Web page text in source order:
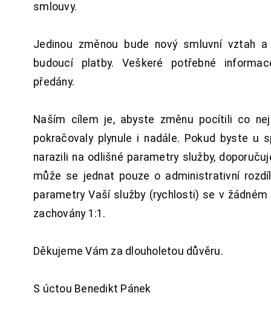
smlouvy.
Jedinou změnou bude nový smluvní vztah
budoucí platby. Veškeré potřebné
předány.
Naším cílem je, abyste změnu pocítili co
pokračovaly plynule i nadále. Pokud byste u
narazili na odlišné parametry služby,
může se jednat pouze o administrativní
parametry Vaší služby (rychlosti) se v
zachovány 1:1.
Děkujeme Vám za dlouholetou důvěru.
S úctou Benedikt Pánek